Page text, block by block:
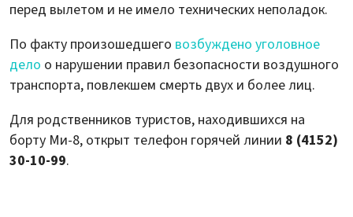
перед вылетом и не имело технических неполадок.
По факту произошедшего возбуждено уголовное
дело о нарушении правил безопасности воздушного
транспорта, повлекшем смерть двух и более лиц.
Для родственников туристов, находившихся на
борту Ми-8, открыт телефон горячей линии 8 (4152)
30-10-99.